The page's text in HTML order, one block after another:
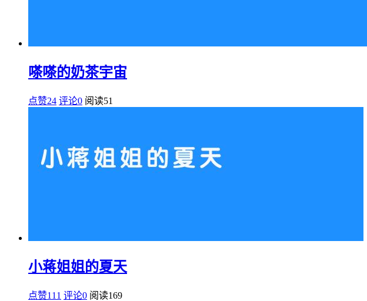
嗏嗏的奶茶宇宙
点赞24 评论0 阅读51
小蒋姐姐的夏天
点赞111 评论0 阅读169